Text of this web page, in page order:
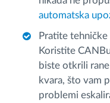
automatska
Pratite
Koristite
biste otkrili
kvara, što vam
problemi